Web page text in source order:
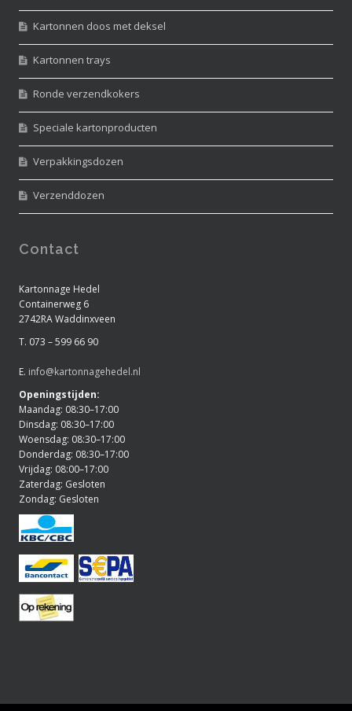
Kartonnen doos met deksel
Kartonnen trays
Ronde verzendkokers
Speciale kartonproducten
Verpakkingsdozen
Verzenddozen
Contact
Kartonnage Hedel
Containerweg 6
2742RA Waddinxveen
T. 073 – 599 66 90
E. info@kartonnagehedel.nl
Openingstijden:
Maandag: 08:30–17:00
Dinsdag: 08:30–17:00
Woensdag: 08:30–17:00
Donderdag: 08:30–17:00
Vrijdag: 08:00–17:00
Zaterdag: Gesloten
Zondag: Gesloten